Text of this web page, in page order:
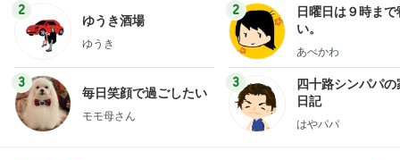
2
ゆうき酒場
ゆうき
3
毎日笑顔で過ごしたい
モモ母さん
2
日曜日は９時まで
い。
あべかわ
3
四十路シンパパの
日記
はやパパ